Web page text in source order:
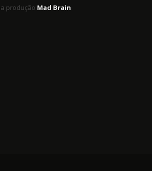
produção Mad Brain